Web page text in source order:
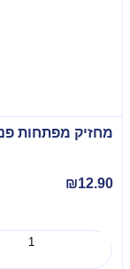
מחזיק מפתחות פנס
₪12.90